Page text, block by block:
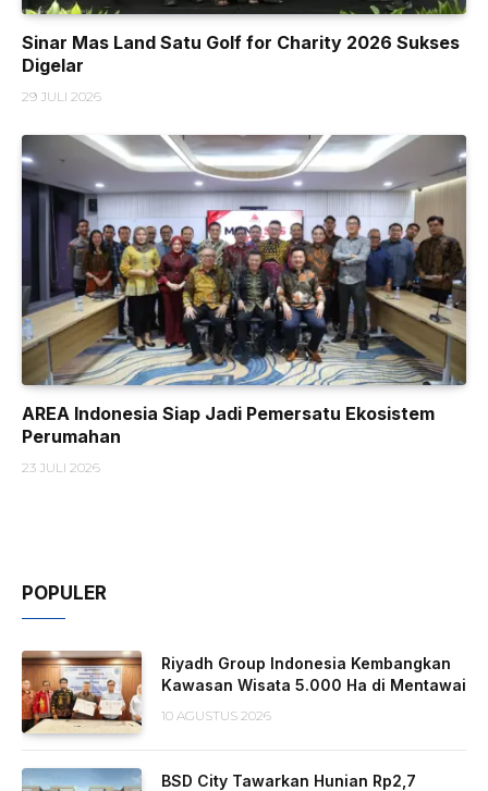
Sinar Mas Land Satu Golf for Charity 2026 Sukses
Digelar
29 JULI 2026
AREA Indonesia Siap Jadi Pemersatu Ekosistem
Perumahan
23 JULI 2026
POPULER
Riyadh Group Indonesia Kembangkan
Kawasan Wisata 5.000 Ha di Mentawai
10 AGUSTUS 2026
BSD City Tawarkan Hunian Rp2,7